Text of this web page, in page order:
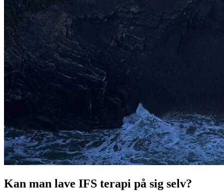
Kan man lave IFS terapi på sig selv?